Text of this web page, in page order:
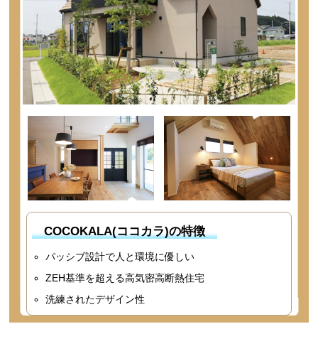
COCOKALA(ココカラ)の特徴
パッシブ設計で人と環境に優しい
ZEH基準を超える高気密高断熱住宅
洗練されたデザイン性